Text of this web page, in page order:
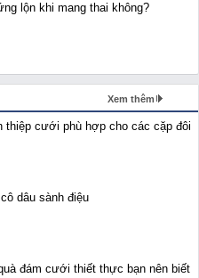
lộn khi mang thai không?
Xem thêm
thiệp cưới phù hợp cho các cặp đôi
dâu sành điệu
đám cưới thiết thực bạn nên biết